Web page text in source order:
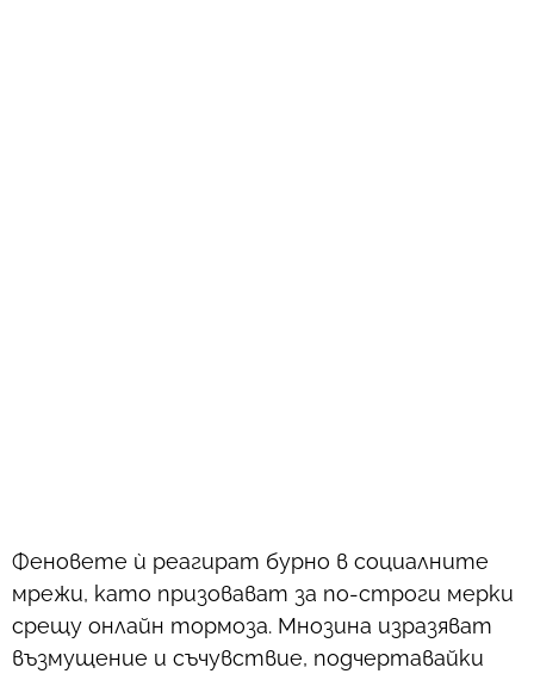
Феновете ѝ реагират бурно в социалните
мрежи, като призовават за по-строги мерки
срещу онлайн тормоза. Мнозина изразяват
възмущение и съчувствие, подчертавайки